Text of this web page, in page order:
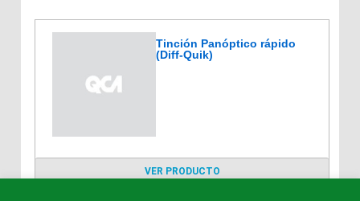
Tinción Panóptico rápido
(Diff-Quik)
VER PRODUCTO